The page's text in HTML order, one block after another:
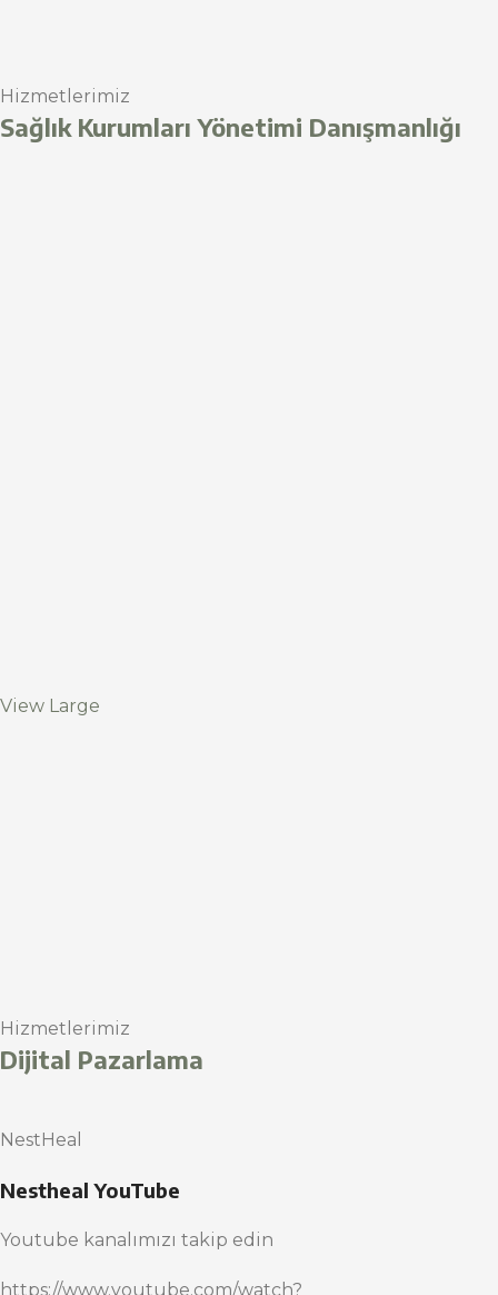
Hizmetlerimiz
Sağlık Kurumları Yönetimi Danışmanlığı
View Large
Hizmetlerimiz
Dijital Pazarlama
NestHeal
Nestheal YouTube
Youtube kanalımızı takip edin
https://www.youtube.com/watch?